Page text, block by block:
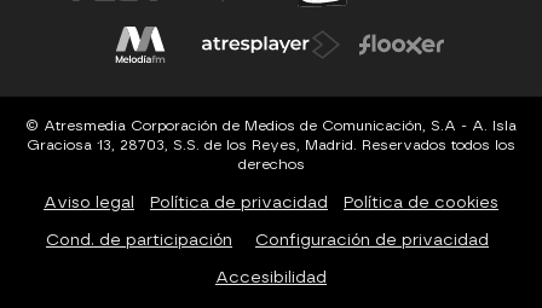
© Atresmedia Corporación de Medios de Comunicación, S.A - A. Isla
Graciosa 13, 28703, S.S. de los Reyes, Madrid. Reservados todos los
derechos
Aviso legal Política de privacidad Política de cookies
Cond. de participación Configuración de privacidad
Accesibilidad